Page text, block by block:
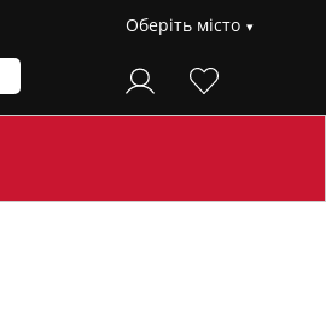
Оберіть місто